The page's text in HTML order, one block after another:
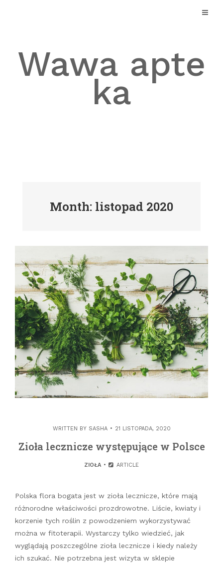
Wawa apte
ka
Month: listopad 2020
WRITTEN BY SASHA 21 LISTOPADA, 2020
Zioła lecznicze występujące w Polsce
ZIOŁA ARTICLE
Polska flora bogata jest w zioła lecznicze, które mają
różnorodne właściwości prozdrowotne. Liście, kwiaty i
korzenie tych roślin z powodzeniem wykorzystywać
można w fitoterapii. Wystarczy tylko wiedzieć, jak
wyglądają poszczególne zioła lecznicze i kiedy należy
ich szukać. Nie potrzebna jest wizyta w sklepie